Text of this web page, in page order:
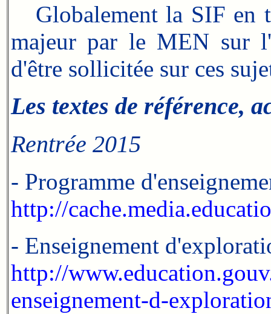
Globalement la SIF en
majeur par le MEN sur
d'être sollicitée sur ces
Les textes de référence,
Rentrée 2015
- Programme
http://
- Enseignement
http://
enseignement-d-